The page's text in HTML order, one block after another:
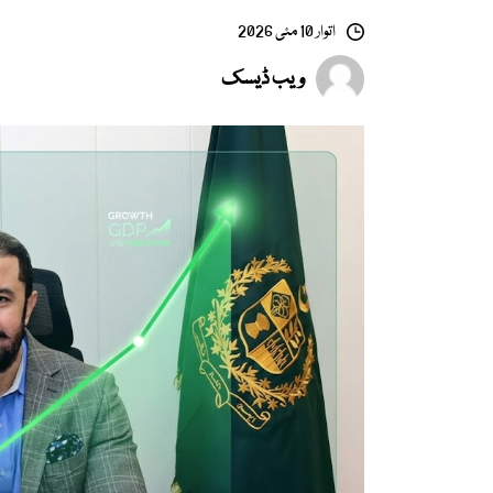
اتوار 10 مئی 2026
ویب ڈیسک